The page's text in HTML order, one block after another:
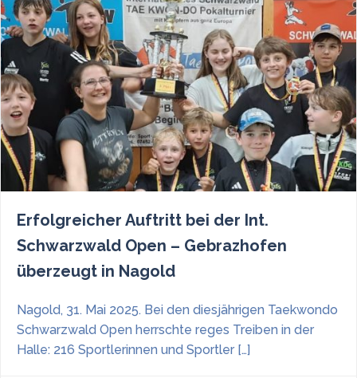
Erfolgreicher Auftritt bei der Int.
Schwarzwald Open – Gebrazhofen
überzeugt in Nagold
Nagold, 31. Mai 2025. Bei den diesjährigen Taekwondo
Schwarzwald Open herrschte reges Treiben in der
Halle: 216 Sportlerinnen und Sportler […]